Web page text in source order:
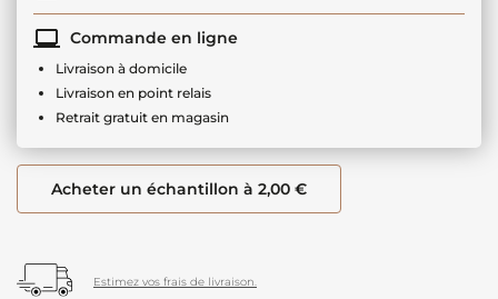
Commande en ligne
Livraison à domicile
Livraison en point relais
Retrait gratuit en magasin
Acheter un échantillon à 2,00 €
Estimez vos frais de livraison.